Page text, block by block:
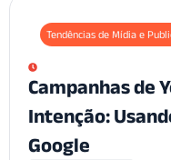
Tendências de Mídia e
Campanhas de
Intenção:
Google